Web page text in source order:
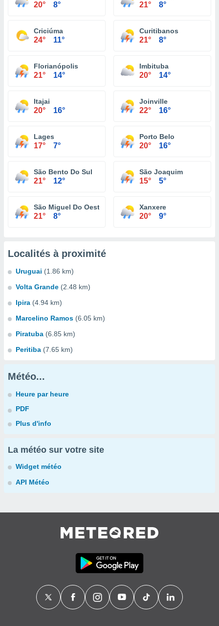
20° 8° 21° 8°
Criciúma
24° 11°
Curitibanos
21° 8°
Florianópolis
21° 14°
Imbituba
20° 14°
Itajai
20° 16°
Joinville
22° 16°
Lages
17° 7°
Porto Belo
20° 16°
São Bento Do Sul
21° 12°
São Joaquim
15° 5°
São Miguel Do Oeste
21° 8°
Xanxere
20° 9°
Localités à proximité
Uruguai (1.86 km)
Volta Grande (2.48 km)
Ipira (4.94 km)
Marcelino Ramos (6.05 km)
Piratuba (6.85 km)
Peritiba (7.65 km)
Météo...
Heure par heure
PDF
Plus d'info
La météo sur votre site
Widget météo
API Météo